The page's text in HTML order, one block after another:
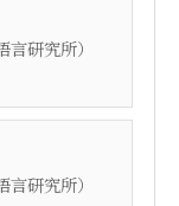
研究所）
研究所）